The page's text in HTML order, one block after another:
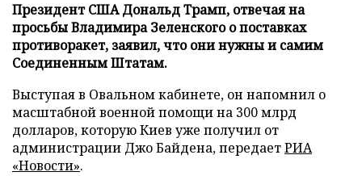
Президент США Дональд Трамп, отвечая на
просьбы Владимира Зеленского о поставках
противоракет, заявил, что они нужны и самим
Соединенным Штатам.
Выступая в Овальном кабинете, он напомнил о
масштабной военной помощи на 300 млрд
долларов, которую Киев уже получил от
администрации Джо Байдена, передаетРИА
«Новости».